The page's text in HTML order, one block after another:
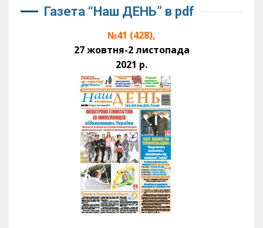
Газета “Наш ДЕНЬ” в pdf
№41 (428),
27 жовтня-2 листопада
2021 р.